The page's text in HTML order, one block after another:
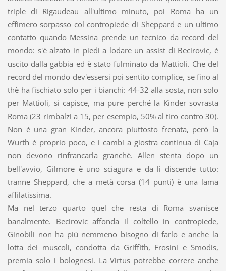
triple di Rigaudeau all'ultimo minuto, poi Roma ha un
effimero sorpasso col contropiede di Sheppard e un ultimo
contatto quando Messina prende un tecnico da record del
mondo: s'è alzato in piedi a lodare un assist di Becirovic, è
uscito dalla gabbia ed è stato fulminato da Mattioli. Che del
record del mondo dev'essersi poi sentito complice, se fino al
thè ha fischiato solo per i bianchi: 44-32 alla sosta, non solo
per Mattioli, si capisce, ma pure perché la Kinder sovrasta
Roma (23 rimbalzi a 15, per esempio, 50% al tiro contro 30).
Non è una gran Kinder, ancora piuttosto frenata, però la
Wurth è proprio poco, e i cambi a giostra continua di Caja
non devono rinfrancarla granchè. Allen stenta dopo un
bell'avvio, Gilmore è uno sciagura e da lì discende tutto:
tranne Sheppard, che a metà corsa (14 punti) è una lama
affilatissima.
Ma nel terzo quarto quel che resta di Roma svanisce
banalmente. Becirovic affonda il coltello in contropiede,
Ginobili non ha più nemmeno bisogno di farlo e anche la
lotta dei muscoli, condotta da Griffith, Frosini e Smodis,
premia solo i bolognesi. La Virtus potrebbe correre anche